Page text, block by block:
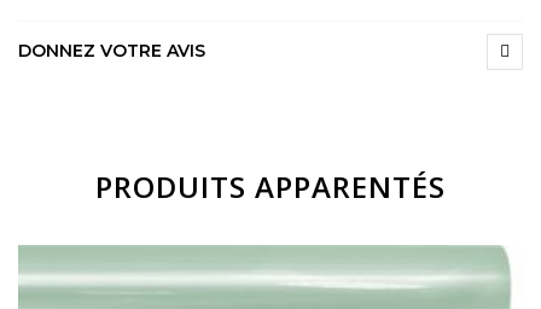
DONNEZ VOTRE AVIS
PRODUITS APPARENTÉS